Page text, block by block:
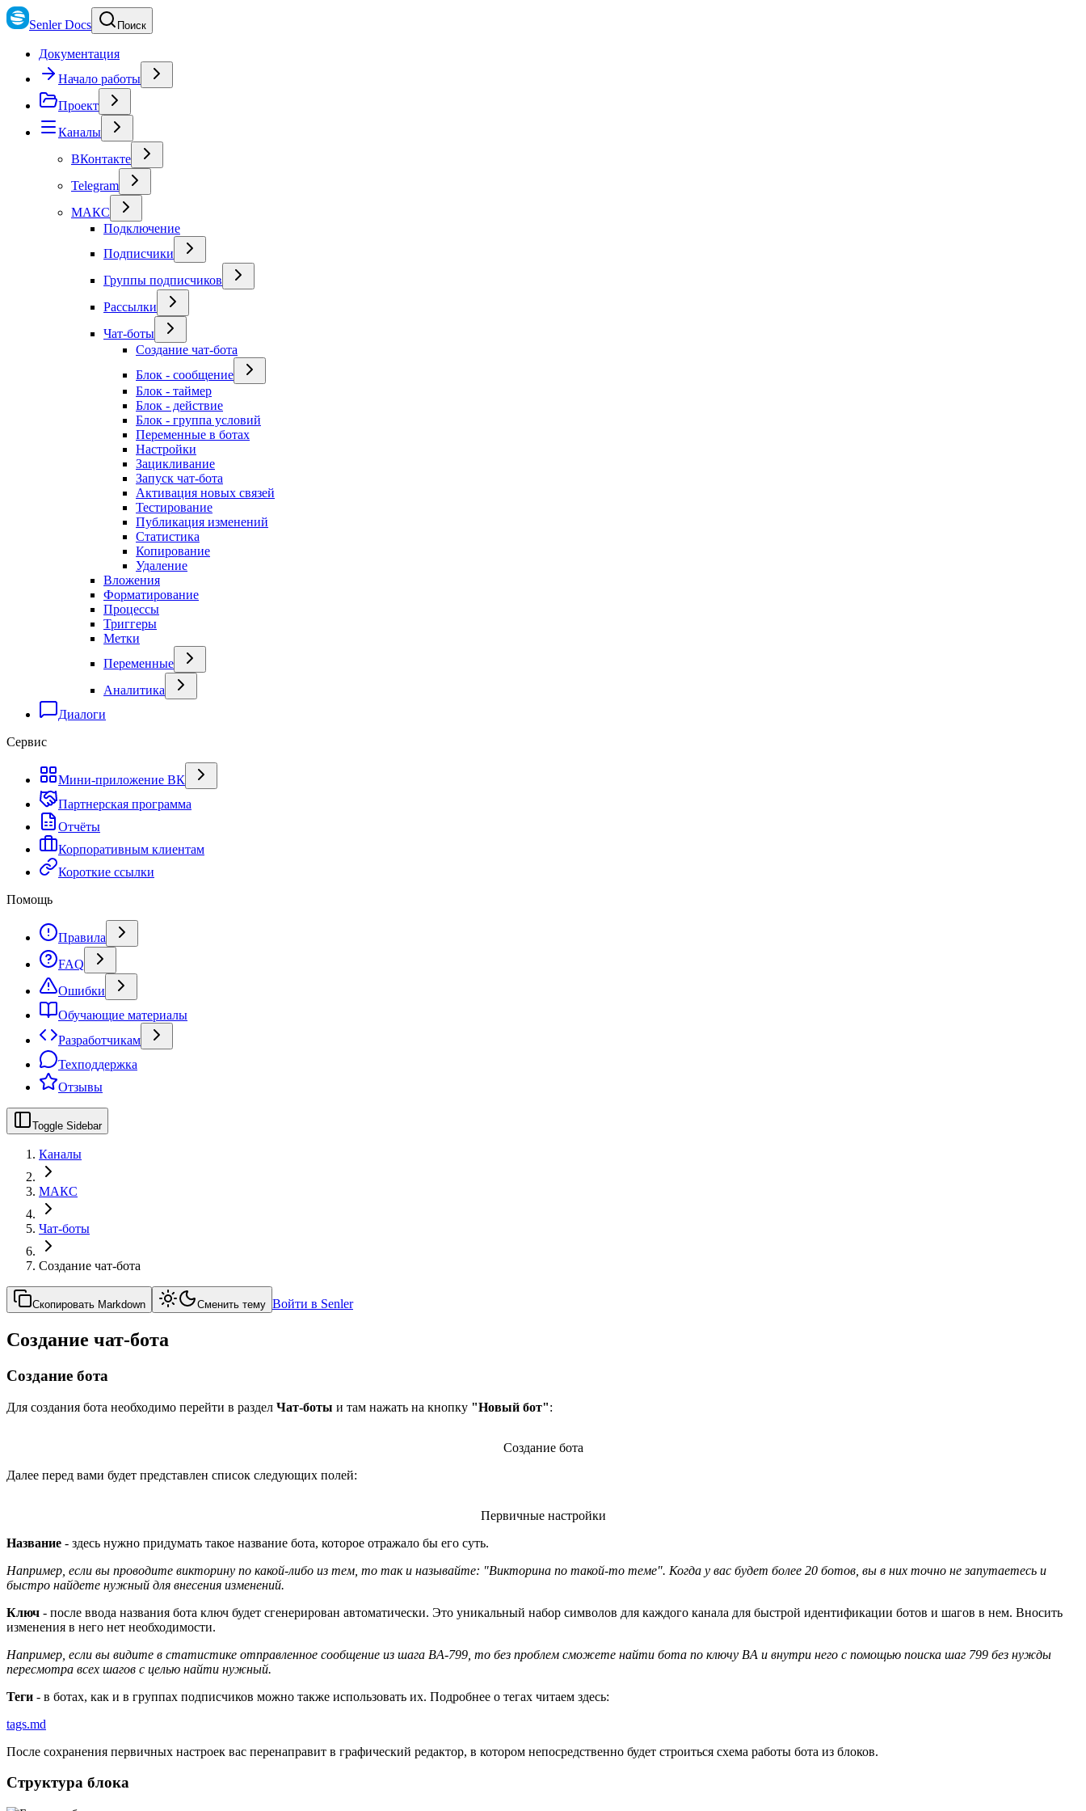
Senler Docs Поиск
Документация
Начало работы
Проект
Каналы
ВКонтакте
Telegram
МАКС
Подключение
Подписчики
Группы подписчиков
Рассылки
Чат-боты
Создание чат-бота
Блок - сообщение
Блок - таймер
Блок - действие
Блок - группа условий
Переменные в ботах
Настройки
Зацикливание
Запуск чат-бота
Активация новых связей
Тестирование
Публикация изменений
Статистика
Копирование
Удаление
Вложения
Форматирование
Процессы
Триггеры
Метки
Переменные
Аналитика
Диалоги
Сервис
Мини-приложение ВК
Партнерская программа
Отчёты
Корпоративным клиентам
Короткие ссылки
Помощь
Правила
FAQ
Ошибки
Обучающие материалы
Разработчикам
Техподдержка
Отзывы
Toggle Sidebar
Каналы
МАКС
Чат-боты
Создание чат-бота
Скопировать Markdown Сменить тему Войти в Senler
Создание чат-бота
Создание бота
Для создания бота необходимо перейти в раздел Чат-боты и там нажать на кнопку "Новый бот":
Создание бота
Далее перед вами будет представлен список следующих полей:
Первичные настройки
Название - здесь нужно придумать такое название бота, которое отражало бы его суть.
Например, если вы проводите викторину по какой-либо из тем, то так и называйте: "Викторина по такой-то теме". Когда у вас будет более 20 ботов, вы в них точно не запутаетесь и
быстро найдете нужный для внесения изменений.
Ключ - после ввода названия бота ключ будет сгенерирован автоматически. Это уникальный набор символов для каждого канала для быстрой идентификации ботов и шагов в нем. Вносить
изменения в него нет необходимости.
Например, если вы видите в статистике отправленное сообщение из шага BA-799, то без проблем сможете найти бота по ключу BA и внутри него с помощью поиска шаг 799 без нужды
пересмотра всех шагов с целью найти нужный.
Теги - в ботах, как и в группах подписчиков можно также использовать их. Подробнее о тегах читаем здесь:
tags.md
После сохранения первичных настроек вас перенаправит в графический редактор, в котором непосредственно будет строиться схема работы бота из блоков.
Структура блока